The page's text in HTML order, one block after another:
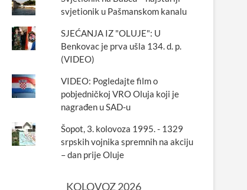
svjetionik u Pašmanskom kanalu
SJEĆANJA IZ "OLUJE": U
Benkovac je prva ušla 134. d. p.
(VIDEO)
VIDEO: Pogledajte film o
pobjedničkoj VRO Oluja koji je
nagrađen u SAD-u
Šopot, 3. kolovoza 1995. - 1329
srpskih vojnika spremnih na akciju
– dan prije Oluje
KOLOVOZ 2026